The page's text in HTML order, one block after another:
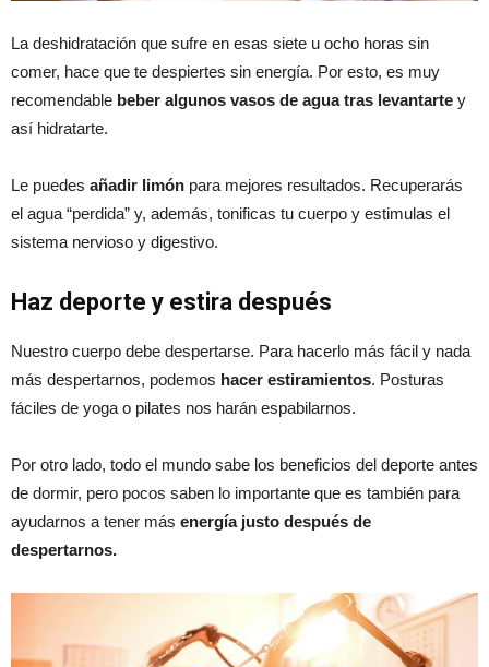
La deshidratación que sufre en esas siete u ocho horas sin
comer, hace que te despiertes sin energía. Por esto, es muy
recomendable beber algunos vasos de agua tras levantarte y
así hidratarte.
Le puedes añadir limón para mejores resultados. Recuperarás
el agua “perdida” y, además, tonificas tu cuerpo y estimulas el
sistema nervioso y digestivo.
Haz deporte y estira después
Nuestro cuerpo debe despertarse. Para hacerlo más fácil y nada
más despertarnos, podemos hacer estiramientos. Posturas
fáciles de yoga o pilates nos harán espabilarnos.
Por otro lado, todo el mundo sabe los beneficios del deporte antes
de dormir, pero pocos saben lo importante que es también para
ayudarnos a tener más energía justo después de
despertarnos.